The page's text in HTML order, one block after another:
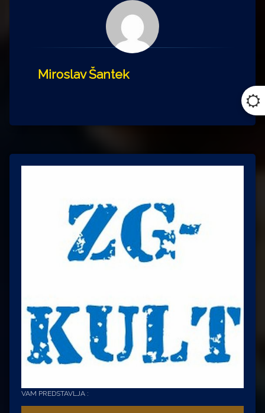
Miroslav Šantek
VAM PREDSTAVLJA :